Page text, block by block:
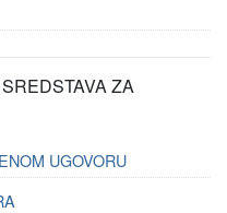
ZA
UGOVORU